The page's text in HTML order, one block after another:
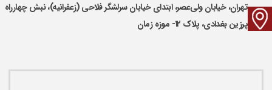
تهران، خیابان ولی‌عصر، ابتدای خیابان سرلشگر فلاحی (زعفرانیه)، نبش چهارراه
پرزین بغدادی، پلاک ۱۲- موزه زمان